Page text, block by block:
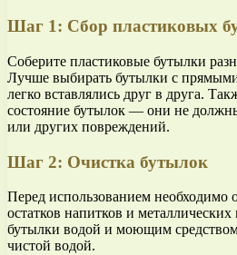
Шаг 1: Сбор пластиковых
Соберите пластиковые бутылки
Лучше выбирать бутылки с
легко вставлялись друг в друга.
состояние бутылок — они не
или других повреждений.
Шаг 2: Очистка бутылок
Перед использованием необходимо
остатков напитков и
бутылки водой и моющим
чистой водой.